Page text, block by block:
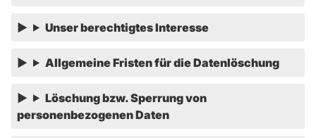
Unser berechtigtes Interesse
Allgemeine Fristen für die Datenlöschung
Löschung bzw. Sperrung von
personenbezogenen Daten